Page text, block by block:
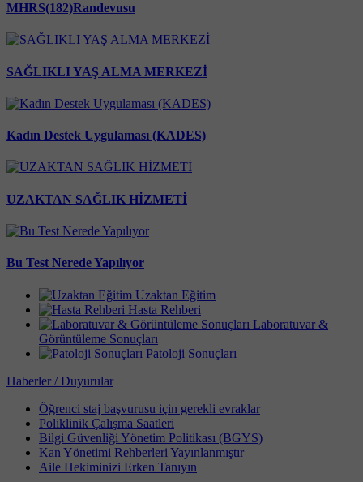
MHRS(182)Randevusu
SAĞLIKLI YAŞ ALMA MERKEZİ
Kadın Destek Uygulaması (KADES)
UZAKTAN SAĞLIK HİZMETİ
Bu Test Nerede Yapılıyor
Uzaktan Eğitim
Hasta Rehberi
Laboratuvar &
Görüntüleme Sonuçları
Patoloji Sonuçları
Haberler / Duyurular
Öğrenci staj başvurusu için gerekli evraklar
Poliklinik Çalışma Saatleri
Bilgi Güvenliği Yönetim Politikası (BGYS)
Kan Yönetimi Rehberleri Yayınlanmıştır
Aile Hekiminizi Erken Tanıyın